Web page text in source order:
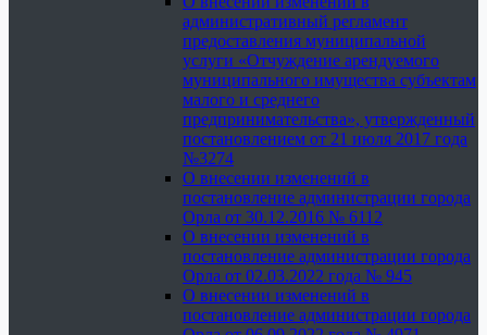
административный регламент
предоставления муниципальной
услуги «Отчуждение арендуемого
муниципального имущества субъектам
малого и среднего
предпринимательства», утвержденный
постановлением от 21 июля 2017 года
№3274
О внесении изменений в
постановление администрации города
Орла от 30.12.2016 № 6112
О внесении изменений в
постановление администрации города
Орла от 02.03.2022 года № 945
О внесении изменений в
постановление администрации города